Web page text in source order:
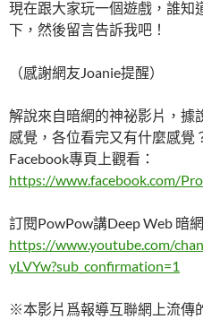
現在跟大家玩一個遊戲，誰知
下，然後留言告訴我吧！
（感謝網友Joanie提醒）
解說來自暗網的神祕影片，據
感覺，各位看完又有什麼感覺
Facebook專頁上觀看：
https://www.facebook.com/
訂閱PowPow講Deep Web 暗
https://www.youtube.com/
yLVYw?sub_confirmation=1
※本影片爲報導互聯網上流傳